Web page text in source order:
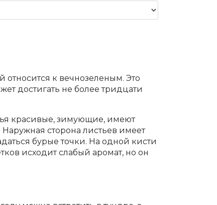
к вечнозеленым. Это
достигать не более тридцати
красивые, зимующие, имеют
сторона листьев имеет
бурые точки. На одной кисти
исходит слабый аромат, но он